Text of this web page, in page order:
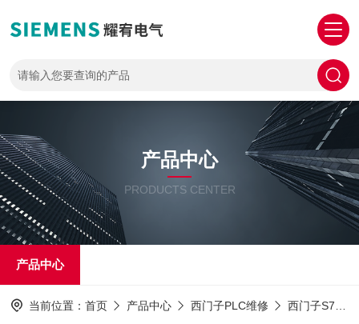
产品中心
PRODUCTS CENTER
产品中心
当前位置： 首页 产品中心 西门子PLC维修 西门子S7-1500PLC解密